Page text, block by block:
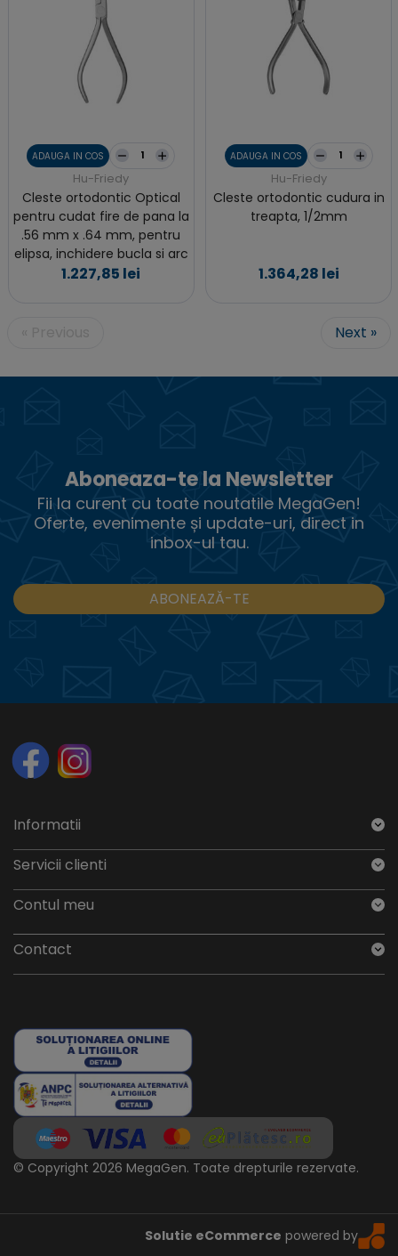
ADAUGA IN COS
Hu-Friedy
Cleste ortodontic Optical
pentru cudat fire de pana la
.56 mm x .64 mm, pentru
elipsa, inchidere bucla si arc
1.227,85 lei
ADAUGA IN COS
Hu-Friedy
Cleste ortodontic cudura in
treapta, 1/2mm
1.364,28 lei
Next »
Aboneaza-te la Newsletter
Fii la curent cu toate noutatile MegaGen!
Oferte, evenimente și update-uri, direct in
inbox-ul tau.
ABONEAZĂ-TE
Informatii
Servicii clienti
Contul meu
Contact
© Copyright 2026 MegaGen. Toate drepturile rezervate.
Solutie eCommerce powered by